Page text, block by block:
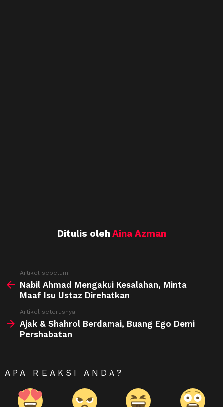
Ditulis oleh Aina Azman
more
Artikel sebelum
Nabil Ahmad Mengakui Kesalahan, Minta
Maaf Isu Ustaz Direhatkan
Artikel seterusnya
Ajak & Shahrol Berdamai, Buang Ego Demi
Pershabatan
APA REAKSI ANDA?